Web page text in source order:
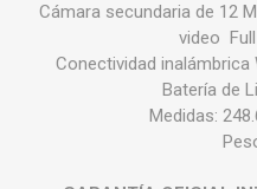
Cámara secundaria de 12
video
Conectividad inalámbrica
Batería de
Medidas: